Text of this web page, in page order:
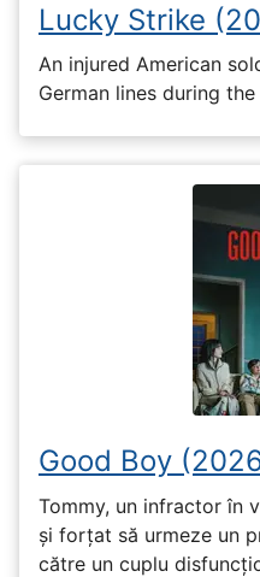
Lucky Strike
An injured American
German lines during
Good Boy
Tommy, un infractor în
și forțat să urmeze un
către un cuplu